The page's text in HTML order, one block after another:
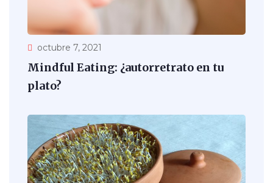
octubre 7, 2021
Mindful Eating: ¿autorretrato en tu
plato?